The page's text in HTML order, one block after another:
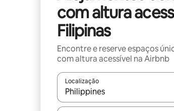
com altura
Filipinas
Encontre e reserve espaços
com altura acessível na Airbnb
Localização
Quando os resultados estiverem